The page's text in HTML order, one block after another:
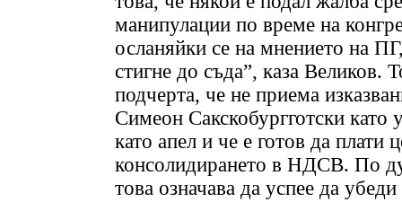
манипулации по време на
осланяйки се на мнението на
стигне до съда”, каза Великов.
подчерта, че не приема
Симеон Сакскобургготски като
като апел и че е готов да плати
консолидирането в НДСВ. По
това означава да успее да убеди